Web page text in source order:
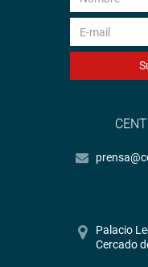
Palacio
Cercado